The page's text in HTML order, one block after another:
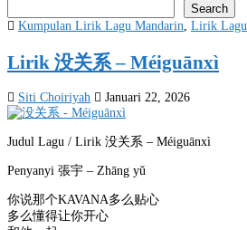
Search
Posted
Kumpulan Lirik Lagu Mandarin Lirik Lagu
Lirik 没关系 – Méiguānxì
Siti Choiriyah Januari 22, 2026
Judul Lagu / Lirik 没关系 – Méiguānxì
Penyanyi 張宇 – Zhāng yǔ
你说那个KAVANA多么贴心
多么懂得让你开心